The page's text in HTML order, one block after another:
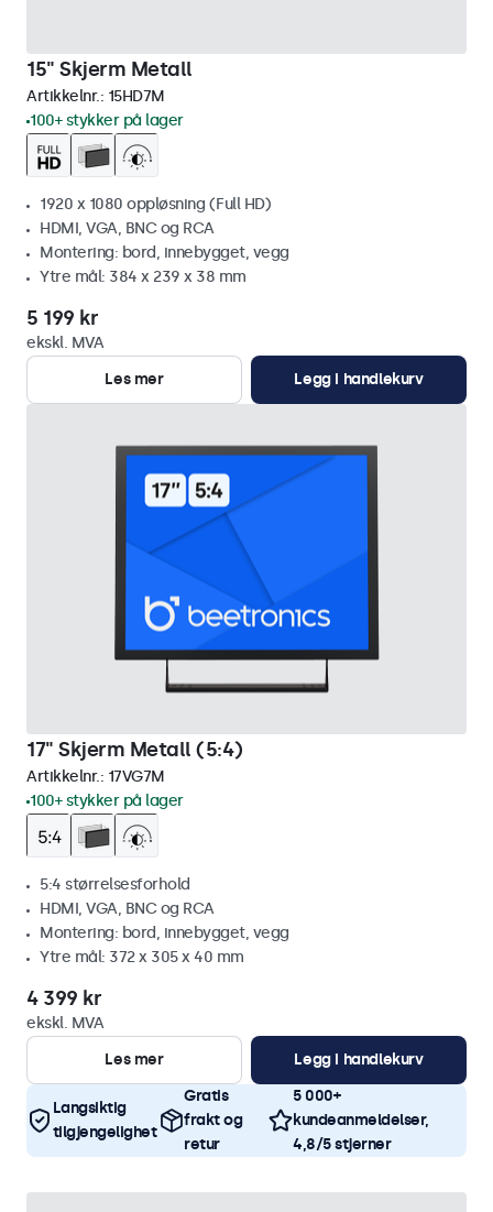
15" Skjerm Metall
Artikkelnr.: 15HD7M
100+ stykker på lager
1920 x 1080 oppløsning (Full HD)
HDMI, VGA, BNC og RCA
Montering: bord, innebygget, vegg
Ytre mål: 384 x 239 x 38 mm
5 199 kr
ekskl. MVA
Les mer
Legg i handlekurv
17" Skjerm Metall (5:4)
Artikkelnr.: 17VG7M
100+ stykker på lager
5:4 størrelsesforhold
HDMI, VGA, BNC og RCA
Montering: bord, innebygget, vegg
Ytre mål: 372 x 305 x 40 mm
4 399 kr
ekskl. MVA
Les mer
Legg i handlekurv
Langsiktig
tilgjengelighet
Gratis
frakt og
retur
5 000+
kundeanmeldelser,
4,8/5 stjerner